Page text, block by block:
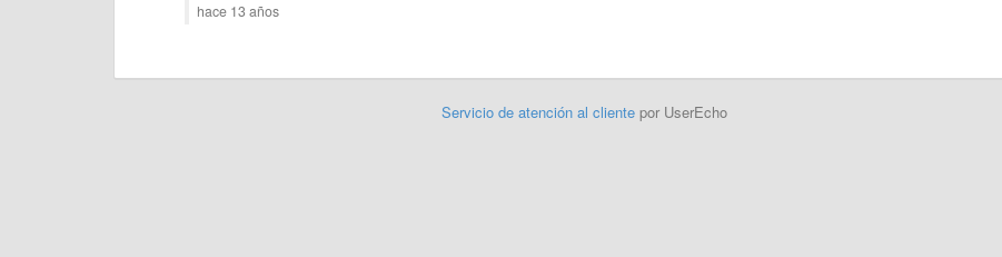
hace 13 años
Servicio de atención al clientepor UserEcho